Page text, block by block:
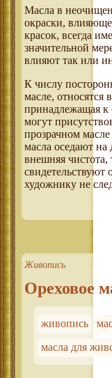
Масла в
окраски,
красок, всегда
значительной
влияют так или
К числу
масле, относятся
принадлежащая к
могут
прозрачном
масла оседают на
внешняя чистота,
свидетельствуют
художнику не
Живопись
Ореховое
живопись
масла для